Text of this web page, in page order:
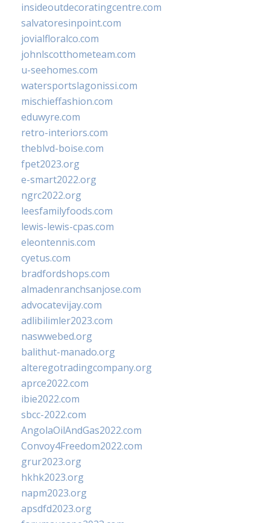
insideoutdecoratingcentre.com
salvatoresinpoint.com
jovialfloralco.com
johnlscotthometeam.com
u-seehomes.com
watersportslagonissi.com
mischieffashion.com
eduwyre.com
retro-interiors.com
theblvd-boise.com
fpet2023.org
e-smart2022.org
ngrc2022.org
leesfamilyfoods.com
lewis-lewis-cpas.com
eleontennis.com
cyetus.com
bradfordshops.com
almadenranchsanjose.com
advocatevijay.com
adlibilimler2023.com
naswwebed.org
balithut-manado.org
alteregotradingcompany.org
aprce2022.com
ibie2022.com
sbcc-2022.com
AngolaOilAndGas2022.com
Convoy4Freedom2022.com
grur2023.org
hkhk2023.org
napm2023.org
apsdfd2023.org